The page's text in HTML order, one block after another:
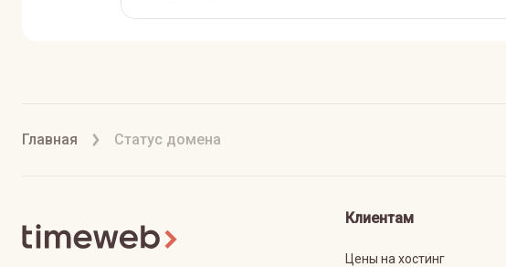
Главная Статус домена
Клиентам
Цены на хостинг